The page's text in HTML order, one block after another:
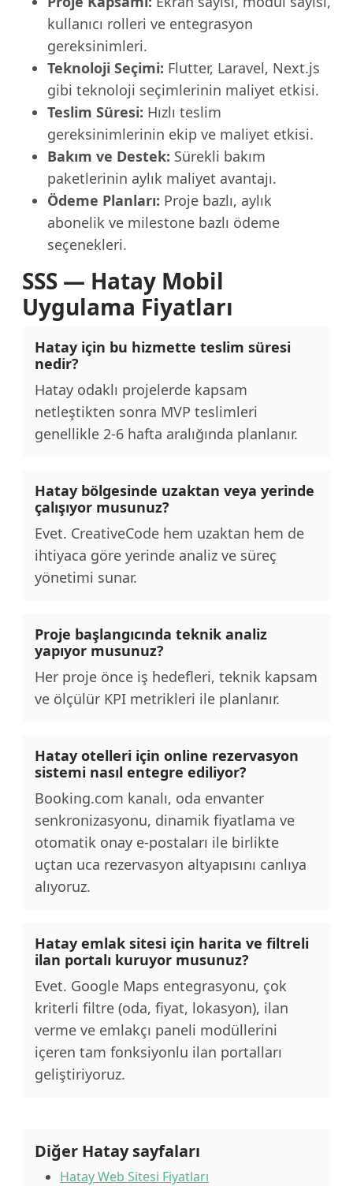
kullanıcı rolleri ve entegrasyon
gereksinimleri.
Teknoloji Seçimi: Flutter, Laravel, Next.js
gibi teknoloji seçimlerinin maliyet etkisi.
Teslim Süresi: Hızlı teslim
gereksinimlerinin ekip ve maliyet etkisi.
Bakım ve Destek: Sürekli bakım
paketlerinin aylık maliyet avantajı.
Ödeme Planları: Proje bazlı, aylık
abonelik ve milestone bazlı ödeme
seçenekleri.
SSS — Hatay Mobil
Uygulama Fiyatları
Hatay için bu hizmette teslim süresi
nedir?
Hatay odaklı projelerde kapsam
netleştikten sonra MVP teslimleri
genellikle 2-6 hafta aralığında planlanır.
Hatay bölgesinde uzaktan veya yerinde
çalışıyor musunuz?
Evet. CreativeCode hem uzaktan hem de
ihtiyaca göre yerinde analiz ve süreç
yönetimi sunar.
Proje başlangıcında teknik analiz
yapıyor musunuz?
Her proje önce iş hedefleri, teknik kapsam
ve ölçülür KPI metrikleri ile planlanır.
Hatay otelleri için online rezervasyon
sistemi nasıl entegre ediliyor?
Booking.com kanalı, oda envanter
senkronizasyonu, dinamik fiyatlama ve
otomatik onay e-postaları ile birlikte
uçtan uca rezervasyon altyapısını canlıya
alıyoruz.
Hatay emlak sitesi için harita ve filtreli
ilan portalı kuruyor musunuz?
Evet. Google Maps entegrasyonu, çok
kriterli filtre (oda, fiyat, lokasyon), ilan
verme ve emlakçı paneli modüllerini
içeren tam fonksiyonlu ilan portalları
geliştiriyoruz.
Diğer Hatay sayfaları
Hatay Web Sitesi Fiyatları